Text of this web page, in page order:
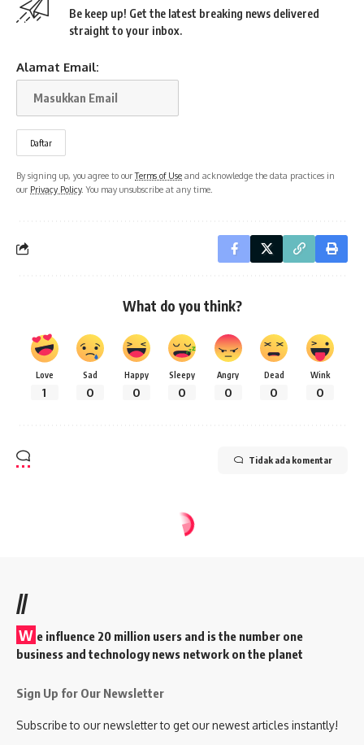
Be keep up! Get the latest breaking news delivered
straight to your inbox.
Alamat Email:
By signing up, you agree to ourTerms of Use and acknowledge the data practices in
our Privacy Policy. You may unsubscribe at any time.
What do you think?
Love
1
Sad
0
Happy
0
Sleepy
0
Angry
0
Dead
0
Wink
0
Tidak ada komentar
//
W e influence 20 million users and is the number one
business and technology news network on the planet
Sign Up for Our Newsletter
Subscribe to our newsletter to get our newest articles instantly!